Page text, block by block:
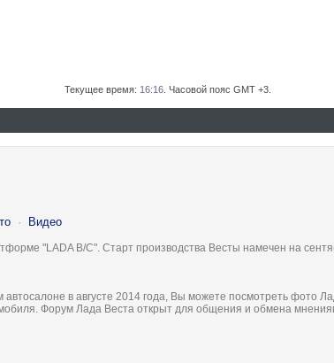
Текущее время: 16:16 . Часовой пояс GMT +3.
· Видео
"LADA B/C". Старт производства Весты намечен на
в августе 2014 года, Вы можете посмотреть фото
Форум Лада Веста открыт для общения и обмена